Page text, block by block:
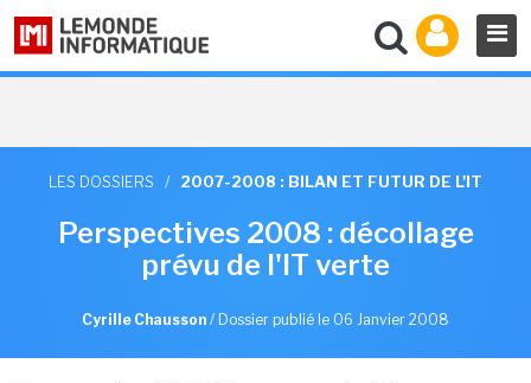
LES DOSSIERS / 2007-2008 : BILAN ET FUTUR DE L'IT
Perspectives 2008 : décollage
prévu de l'IT verte
Cyrille Chausson / Dossier publié le 06 Janvier 2008